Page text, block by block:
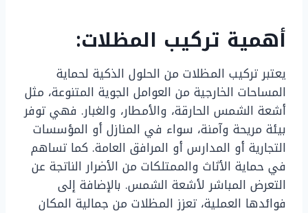
أهمية تركيب المظلات:
يعتبر تركيب المظلات من الحلول الذكية لحماية
المساحات الخارجية من العوامل الجوية المتنوعة، مثل
أشعة الشمس الحارقة، والأمطار، والغبار. فهي توفر
بيئة مريحة وآمنة، سواء في المنازل أو المؤسسات
التجارية أو المدارس أو المرافق العامة. كما تساهم
في حماية الأثاث والممتلكات من الأضرار الناتجة عن
التعرض المباشر لأشعة الشمس. بالإضافة إلى
فوائدها العملية، تعزز المظلات من جمالية المكان